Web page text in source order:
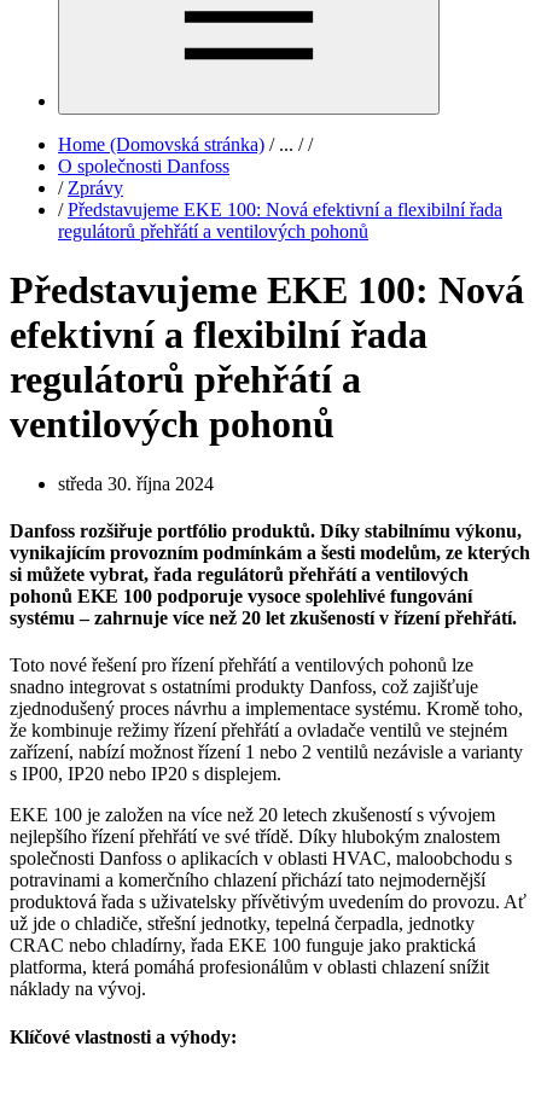
Home (Domovská stránka) /... / /
O společnosti Danfoss
/ Zprávy
/ Představujeme EKE 100: Nová efektivní a flexibilní řada
regulátorů přehřátí a ventilových pohonů
Představujeme EKE 100: Nová
efektivní a flexibilní řada
regulátorů přehřátí a
ventilových pohonů
středa 30. října 2024
Danfoss rozšiřuje portfólio produktů. Díky stabilnímu výkonu,
vynikajícím provozním podmínkám a šesti modelům, ze kterých
si můžete vybrat, řada regulátorů přehřátí a ventilových
pohonů EKE 100 podporuje vysoce spolehlivé fungování
systému – zahrnuje více než 20 let zkušeností v řízení přehřátí.
Toto nové řešení pro řízení přehřátí a ventilových pohonů lze
snadno integrovat s ostatními produkty Danfoss, což zajišťuje
zjednodušený proces návrhu a implementace systému. Kromě toho,
že kombinuje režimy řízení přehřátí a ovladače ventilů ve stejném
zařízení, nabízí možnost řízení 1 nebo 2 ventilů nezávisle a varianty
s IP00, IP20 nebo IP20 s displejem.
EKE 100 je založen na více než 20 letech zkušeností s vývojem
nejlepšího řízení přehřátí ve své třídě. Díky hlubokým znalostem
společnosti Danfoss o aplikacích v oblasti HVAC, maloobchodu s
potravinami a komerčního chlazení přichází tato nejmodernější
produktová řada s uživatelsky přívětivým uvedením do provozu. Ať
už jde o chladiče, střešní jednotky, tepelná čerpadla, jednotky
CRAC nebo chladírny, řada EKE 100 funguje jako praktická
platforma, která pomáhá profesionálům v oblasti chlazení snížit
náklady na vývoj.
Klíčové vlastnosti a výhody: